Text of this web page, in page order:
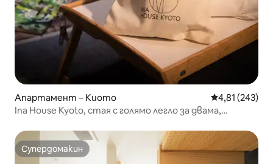
Апартамент – Киото Средна
4,81 (243)
Ina House Kyoto, стая с голямо легло за двама,
кухня, автобусна спирка 3 минути
Супердомакин
Супердомакин